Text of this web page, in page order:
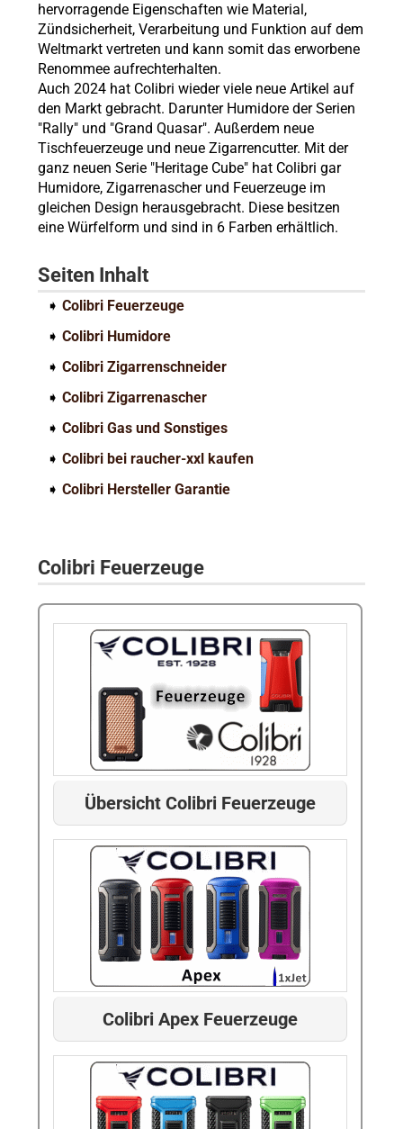
hervorragende Eigenschaften wie Material,
Zündsicherheit, Verarbeitung und Funktion auf dem
Weltmarkt vertreten und kann somit das erworbene
Renommee aufrechterhalten.
Auch 2024 hat Colibri wieder viele neue Artikel auf
den Markt gebracht. Darunter Humidore der Serien
"Rally" und "Grand Quasar". Außerdem neue
Tischfeuerzeuge und neue Zigarrencutter. Mit der
ganz neuen Serie "Heritage Cube" hat Colibri gar
Humidore, Zigarrenascher und Feuerzeuge im
gleichen Design herausgebracht. Diese besitzen
eine Würfelform und sind in 6 Farben erhältlich.
Seiten Inhalt
➧ Colibri Feuerzeuge
➧ Colibri Humidore
➧ Colibri Zigarrenschneider
➧ Colibri Zigarrenascher
➧ Colibri Gas und Sonstiges
➧ Colibri bei raucher-xxl kaufen
➧ Colibri Hersteller Garantie
Colibri Feuerzeuge
Übersicht Colibri Feuerzeuge
Colibri Apex Feuerzeuge